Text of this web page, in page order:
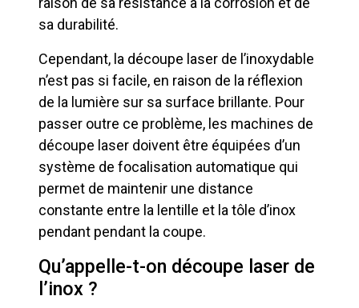
sa durabilité.
Cependant, la découpe laser de l’inoxydable
n’est pas si facile, en raison de la réflexion
de la lumière sur sa surface brillante. Pour
passer outre ce problème, les machines de
découpe laser doivent être équipées d’un
système de focalisation automatique qui
permet de maintenir une distance
constante entre la lentille et la tôle d’inox
pendant pendant la coupe.
Qu’appelle-t-on découpe laser de
l’inox ?